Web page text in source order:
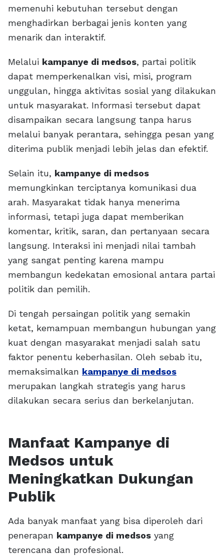
memenuhi kebutuhan tersebut dengan
menghadirkan berbagai jenis konten yang
menarik dan interaktif.
Melalui kampanye di medsos, partai politik
dapat memperkenalkan visi, misi, program
unggulan, hingga aktivitas sosial yang dilakukan
untuk masyarakat. Informasi tersebut dapat
disampaikan secara langsung tanpa harus
melalui banyak perantara, sehingga pesan yang
diterima publik menjadi lebih jelas dan efektif.
Selain itu, kampanye di medsos
memungkinkan terciptanya komunikasi dua
arah. Masyarakat tidak hanya menerima
informasi, tetapi juga dapat memberikan
komentar, kritik, saran, dan pertanyaan secara
langsung. Interaksi ini menjadi nilai tambah
yang sangat penting karena mampu
membangun kedekatan emosional antara partai
politik dan pemilih.
Di tengah persaingan politik yang semakin
ketat, kemampuan membangun hubungan yang
kuat dengan masyarakat menjadi salah satu
faktor penentu keberhasilan. Oleh sebab itu,
memaksimalkan kampanye di medsos
merupakan langkah strategis yang harus
dilakukan secara serius dan berkelanjutan.
Manfaat Kampanye di
Medsos untuk
Meningkatkan Dukungan
Publik
Ada banyak manfaat yang bisa diperoleh dari
penerapan kampanye di medsos yang
terencana dan profesional.